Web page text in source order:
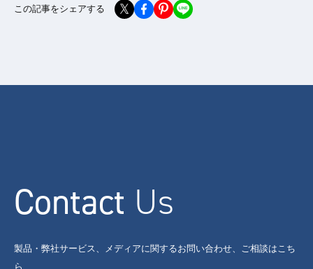
この記事をシェアする
Contact Us
製品・弊社サービス、メディアに関するお問い合わせ、ご相談はこち
ら